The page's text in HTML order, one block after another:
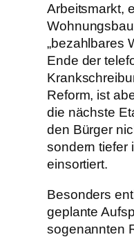
Arbeitsmarkt,
„bezahlbares
Ende der
Reform, ist
die nächste
den Bürger
sondern tiefer
einsortiert.
Besonders
geplante
sogenannten